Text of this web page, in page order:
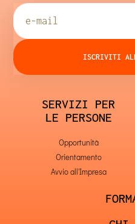
ISCRIVITI
SERVIZI PER
LE PERSONE
Opportunità
Orientamento
Avvio all'Impresa